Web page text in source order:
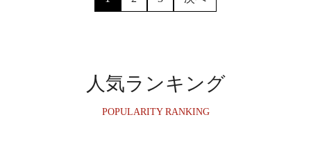
人気ランキング
POPULARITY RANKING